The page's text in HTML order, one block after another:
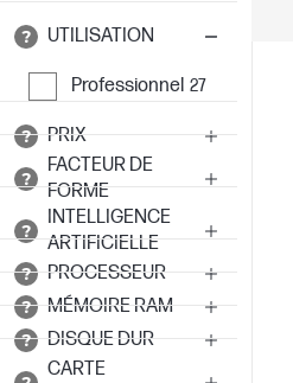
UTILISATION
Professionnel 27
PRIX
FACTEUR DE
FORME
INTELLIGENCE
ARTIFICIELLE
PROCESSEUR
MÉMOIRE RAM
DISQUE DUR
CARTE